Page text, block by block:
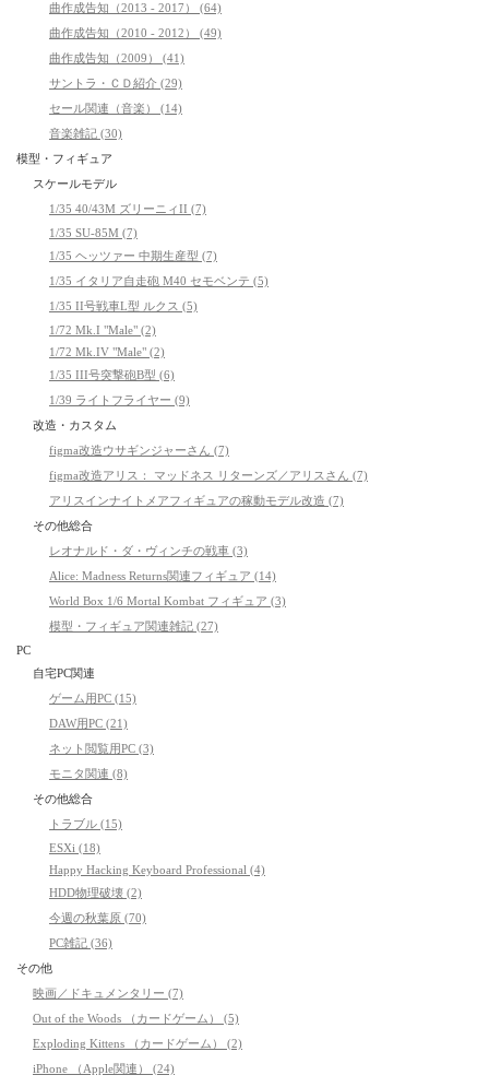
曲作成告知（2013 - 2017） (64)
曲作成告知（2010 - 2012） (49)
曲作成告知（2009） (41)
サントラ・ＣＤ紹介 (29)
セール関連（音楽） (14)
音楽雑記 (30)
模型・フィギュア
スケールモデル
1/35 40/43M ズリーニィII (7)
1/35 SU-85M (7)
1/35 ヘッツァー 中期生産型 (7)
1/35 イタリア自走砲 M40 セモベンテ (5)
1/35 II号戦車L型 ルクス (5)
1/72 Mk.I "Male" (2)
1/72 Mk.IV "Male" (2)
1/35 III号突撃砲B型 (6)
1/39 ライトフライヤー (9)
改造・カスタム
figma改造ウサギンジャーさん (7)
figma改造アリス： マッドネス リターンズ／アリスさん (7)
アリスインナイトメアフィギュアの稼動モデル改造 (7)
その他総合
レオナルド・ダ・ヴィンチの戦車 (3)
Alice: Madness Returns関連フィギュア (14)
World Box 1/6 Mortal Kombat フィギュア (3)
模型・フィギュア関連雑記 (27)
PC
自宅PC関連
ゲーム用PC (15)
DAW用PC (21)
ネット閲覧用PC (3)
モニタ関連 (8)
その他総合
トラブル (15)
ESXi (18)
Happy Hacking Keyboard Professional (4)
HDD物理破壊 (2)
今週の秋葉原 (70)
PC雑記 (36)
その他
映画／ドキュメンタリー (7)
Out of the Woods （カードゲーム） (5)
Exploding Kittens （カードゲーム） (2)
iPhone （Apple関連） (24)